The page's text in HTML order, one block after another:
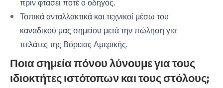
πριν φτάσει ποτέ ο οδηγός.
Τοπικά ανταλλακτικά και τεχνικοί μέσω του
καναδικού μας σημείου μετά την πώληση για
πελάτες της Βόρειας Αμερικής.
Ποια σημεία πόνου λύνουμε για τους
ιδιοκτήτες ιστότοπων και τους στόλους;